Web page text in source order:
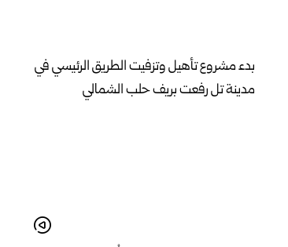
بدء مشروع تأهيل وتزفيت الطريق الرئيسي في
مدينة تل رفعت بريف حلب الشمالي